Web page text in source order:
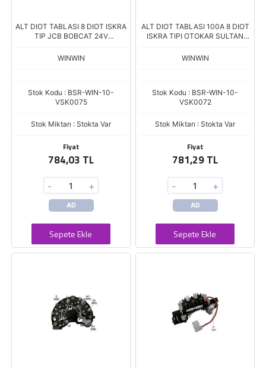
ALT DIOT TABLASI 8 DIOT ISKRA
TIP JCB BOBCAT 24V
WINWIN
Stok Kodu : BSR-WIN-10-
VSK0075
Stok Miktarı : Stokta Var
Fiyat
784,03 TL
- +
AD
Sepete Ekle
ALT DIOT TABLASI 100A 8 DIOT
ISKRA TIPI OTOKAR SULTAN
0090 RK-06
WINWIN
Stok Kodu : BSR-WIN-10-
VSK0072
Stok Miktarı : Stokta Var
Fiyat
781,29 TL
- +
AD
Sepete Ekle